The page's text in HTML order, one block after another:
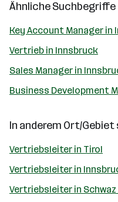
Ähnliche Suchbegriffe
Key Account Manager in
Vertrieb in Innsbruck
Sales Manager in
Business Development
In anderem Ort/Gebiet
Vertriebsleiter in Tirol
Vertriebsleiter in
Vertriebsleiter in Schwaz